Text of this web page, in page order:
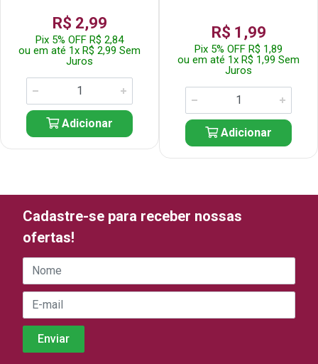
R$ 2,99
Pix 5% OFF R$ 2,84
ou em até 1x R$ 2,99 Sem
Juros
Adicionar
R$ 1,99
Pix 5% OFF R$ 1,89
ou em até 1x R$ 1,99 Sem
Juros
Adicionar
Cadastre-se para receber nossas
ofertas!